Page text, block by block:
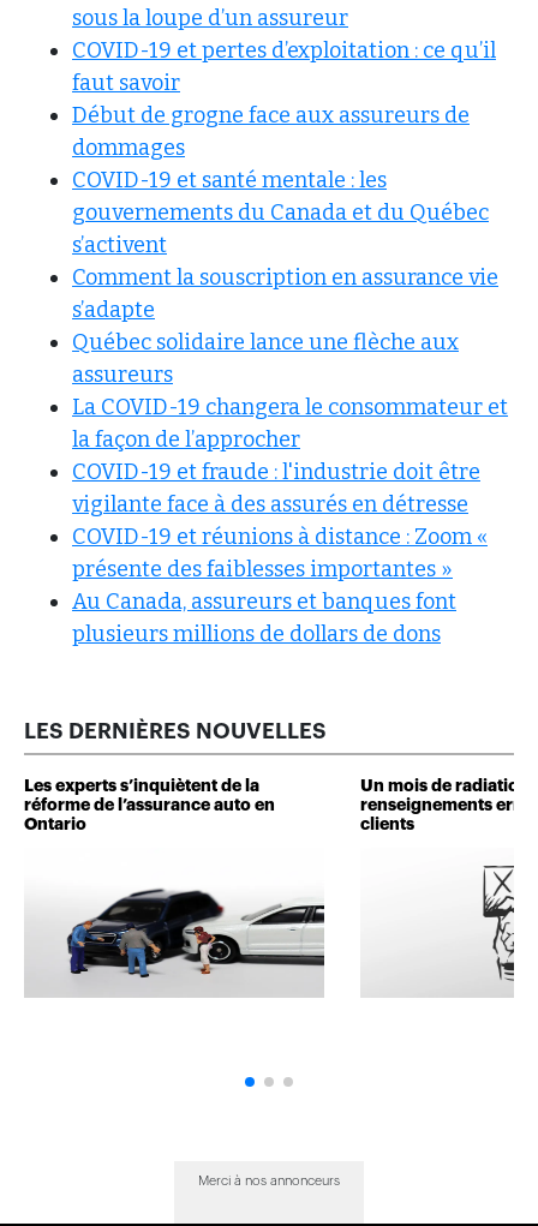
sous la loupe d’un assureur
COVID-19 et pertes d’exploitation : ce qu’il
faut savoir
Début de grogne face aux assureurs de
dommages
COVID-19 et santé mentale : les
gouvernements du Canada et du Québec
s’activent
Comment la souscription en assurance vie
s’adapte
Québec solidaire lance une flèche aux
assureurs
La COVID-19 changera le consommateur et
la façon de l’approcher
COVID-19 et fraude : l'industrie doit être
vigilante face à des assurés en détresse
COVID-19 et réunions à distance : Zoom «
présente des faiblesses importantes »
Au Canada, assureurs et banques font
plusieurs millions de dollars de dons
LES DERNIÈRES NOUVELLES
Les experts s’inquiètent de la
réforme de l’assurance auto en
Ontario
Un mois de radiation
renseignements
clients
Merci à nos annonceurs